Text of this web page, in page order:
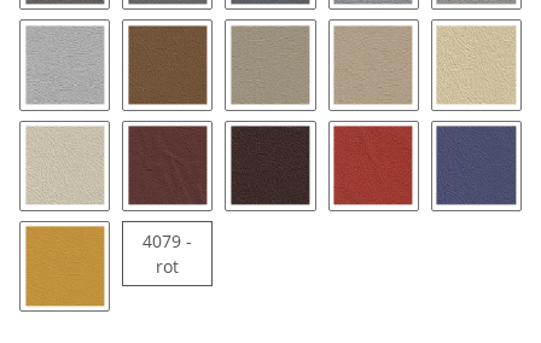
1438H - dark carmel1463H - silbergrau1470H - aerograu1610H - oriongrau
1632H
1675H - silber2717H - safran3444H - champignon
3471H - java3659H
3820H - ivory4012H - weinrot
4079 -
rot4079 - rot